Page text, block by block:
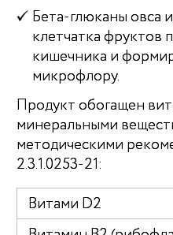
Бета-глюканы овса
клетчатка фруктов
кишечника и
микрофлору.
Продукт обогащен
минеральными
методическими
2.3.1.0253-21:
Витами D2